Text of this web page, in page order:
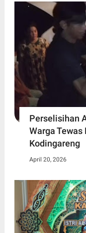
Perselisihan
Warga
Kodingareng
April 20, 2026